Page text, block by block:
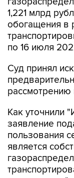
1,221 млрд
обогащения в
по 16 июля
Суд принял
рассмотрению
Как уточнили
заявление
пользования
является